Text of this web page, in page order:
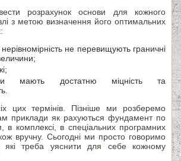
розрахунок основи для кожного
з метою визначення його оптимальних
нерівномірність не перевищують граничні
мають достатню міцність та
цих термінів. Пізніше ми розберемо
приклади як рахуються фундамент по
в комплексі, в спеціальних програмних
вручну. Сьогодні ми просто говоримо
які треба уяснити для себе кожному